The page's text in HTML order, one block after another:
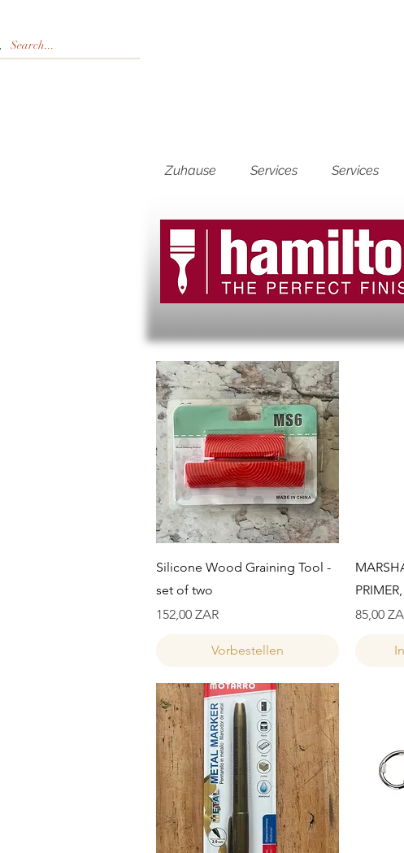
Zuhause Services Services
Schnellansicht
Silicone Wood Graining Tool -
set of two
Preis
152,00 ZAR
Vorbestellen
Preis
85,00